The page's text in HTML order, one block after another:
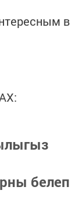
в
белеп